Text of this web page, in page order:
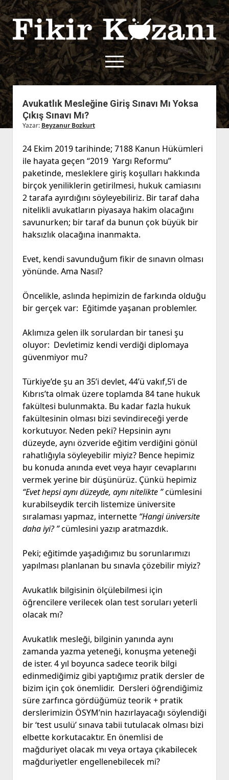
Fikir
Kazanı
menüyü
aç
twitterfacebook
rss
Gizlilik Politikası
Çerez Politikası
İletişim
Başvuru
Avukatlık Mesleğine Giriş Sınavı Mı Yoksa
Çıkış Sınavı Mı?
Yazar: Beyzanur Bozkurt
24 Ekim 2019 tarihinde; 7188 Kanun Hükümleri
ile hayata geçen “2019 Yargı Reformu”
paketinde, mesleklere giriş koşulları hakkında
birçok yeniliklerin getirilmesi, hukuk camiasını
2 tarafa ayırdığını söyleyebiliriz. Bir taraf daha
nitelikli avukatların piyasaya hakim olacağını
savunurken; bir taraf da bunun çok büyük bir
haksızlık olacağına inanmakta.
Evet, kendi savunduğum fikir de sınavın olması
yönünde. Ama Nasıl?
Öncelikle, aslında hepimizin de farkında olduğu
bir gerçek var: Eğitimde yaşanan problemler.
Aklımıza gelen ilk sorulardan bir tanesi şu
oluyor: Devletimiz kendi verdiği diplomaya
güvenmiyor mu?
Türkiye’de şu an 35’i devlet, 44’ü vakıf,5’i de
Kıbrıs’ta olmak üzere toplamda 84 tane hukuk
fakültesi bulunmakta. Bu kadar fazla hukuk
fakültesinin olması bizi sevindireceği yerde
korkutuyor. Neden peki? Hepsinin aynı
düzeyde, aynı özveride eğitim verdiğini gönül
rahatlığıyla söyleyebilir miyiz? Bence hepimiz
bu konuda anında evet veya hayır cevaplarını
vermek yerine bir düşünürüz. Çünkü hepimiz
“Evet hepsi aynı düzeyde, aynı nitelikte ”cümlesini
kurabilseydik tercih listemize üniversite
sıralaması yapmaz, internette “Hangi üniversite
daha iyi? ”cümlesini yazıp aratmazdık.
Peki; eğitimde yaşadığımız bu sorunlarımızı
yapılması planlanan bu sınavla çözebilir miyiz?
Avukatlık bilgisinin ölçülebilmesi için
öğrencilere verilecek olan test soruları yeterli
olacak mı?
Avukatlık mesleği, bilginin yanında aynı
zamanda yazma yeteneği, konuşma yeteneği
de ister. 4 yıl boyunca sadece teorik bilgi
edinmediğimiz gibi yaptığımız pratik dersler de
bizim için çok önemlidir. Dersleri öğrendiğimiz
süre zarfınca gördüğümüz teorik + pratik
derslerimizin ÖSYM’nin hazırlayacağı söylendiği
bir ‘test usulü’ sınava tabii tutulacak olması bizi
elbette korkutacaktır. En önemlisi de
mağduriyet olacak mı veya ortaya çıkabilecek
mağduriyetler engellenebilecek mi?